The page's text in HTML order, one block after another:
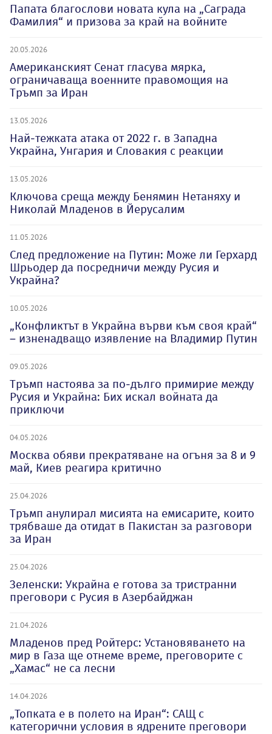
Папата благослови новата кула на „Саграда
Фамилия“ и призова за край на войните
20.05.2026
Американският Сенат гласува мярка,
ограничаваща военните правомощия на
Тръмп за Иран
13.05.2026
Най-тежката атака от 2022 г. в Западна
Украйна, Унгария и Словакия с реакции
13.05.2026
Ключова среща между Бенямин Нетаняху и
Николай Младенов в Йерусалим
11.05.2026
След предложение на Путин: Може ли Герхард
Шрьодер да посредничи между Русия и
Украйна?
10.05.2026
„Конфликтът в Украйна върви към своя край“
– изненадващо изявление на Владимир Путин
09.05.2026
Тръмп настоява за по-дълго примирие между
Русия и Украйна: Бих искал войната да
приключи
04.05.2026
Москва обяви прекратяване на огъня за 8 и 9
май, Киев реагира критично
25.04.2026
Тръмп анулирал мисията на емисарите, които
трябваше да отидат в Пакистан за разговори
за Иран
25.04.2026
Зеленски: Украйна е готова за тристранни
преговори с Русия в Азербайджан
21.04.2026
Младенов пред Ройтерс: Установяването на
мир в Газа ще отнеме време, преговорите с
„Хамас“ не са лесни
14.04.2026
„Топката е в полето на Иран“: САЩ с
категорични условия в ядрените преговори